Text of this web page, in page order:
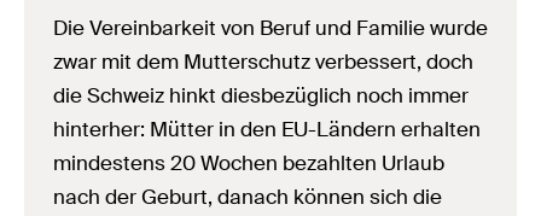
Die Vereinbarkeit von Beruf und Familie wurde
zwar mit dem Mutterschutz verbessert, doch
die Schweiz hinkt diesbezüglich noch immer
hinterher: Mütter in den EU-Ländern erhalten
mindestens 20 Wochen bezahlten Urlaub
nach der Geburt, danach können sich die